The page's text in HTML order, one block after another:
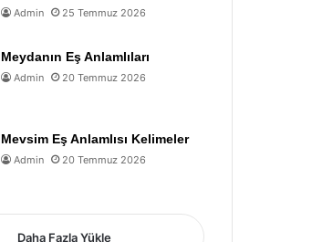
Admin 25 Temmuz 2026
Meydanın Eş Anlamlıları
Admin 20 Temmuz 2026
Mevsim Eş Anlamlısı Kelimeler
Admin 20 Temmuz 2026
Daha Fazla Yükle